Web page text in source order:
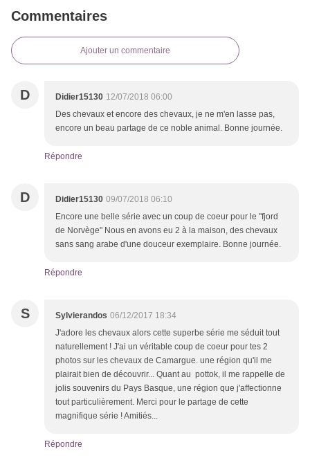
Commentaires
Ajouter un commentaire
D Didier15130 12/07/2018 06:00
Des chevaux et encore des chevaux, je ne m'en lasse pas,
encore un beau partage de ce noble animal. Bonne journée.
Répondre
D Didier15130 09/07/2018 06:10
Encore une belle série avec un coup de coeur pour le "fjord
de Norvège" Nous en avons eu 2 à la maison, des chevaux
sans sang arabe d'une douceur exemplaire. Bonne journée.
Répondre
S Sylvierandos 06/12/2017 18:34
J'adore les chevaux alors cette superbe série me séduit tout
naturellement ! J'ai un véritable coup de coeur pour tes 2
photos sur les chevaux de Camargue. une région qu'il me
plairait bien de découvrir... Quant au pottok, il me rappelle de
jolis souvenirs du Pays Basque, une région que j'affectionne
tout particulièrement. Merci pour le partage de cette
magnifique série ! Amitiés...
Répondre